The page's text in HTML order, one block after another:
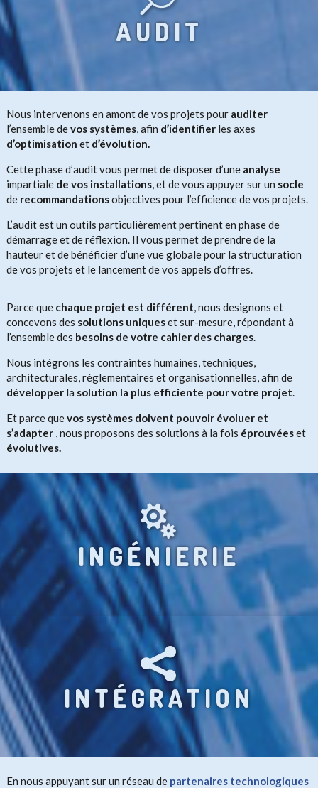
AUDIT
Nous intervenons en amont de vos projets pour auditer
l’ensemble devos systèmes, afin d’identifierles axes
d’optimisation et d’évolution.
Cette phase d’audit vous permet de disposer d’une analyse
impartiale de vos installations, et de vous appuyer sur un socle
de recommandationsobjectives pour l’efficience de vos projets.
L’audit est un outils particulièrement pertinent en phase de
démarrage et de réflexion. Il vous permet de prendre de la
hauteur et de bénéficier d’une vue globale pour la structuration
de vos projets et le lancement de vos appels d’offres.
Parce que chaque projet est différent, nous designons et
concevons des solutions uniqueset sur-mesure, répondant à
l’ensemble des besoins de votre cahier des charges.
Nous intégrons les contraintes humaines, techniques,
architecturales, réglementaires et organisationnelles, afin de
développerla solution la plus efficiente pour votre projet.
Et parce quevos systèmes doivent pouvoir évoluer et
s’adapter, nous proposons des solutions à la fois éprouvéeset
évolutives.

INGÉNIERIE

INTÉGRATION
En nous appuyant sur un réseau de partenaires technologiques